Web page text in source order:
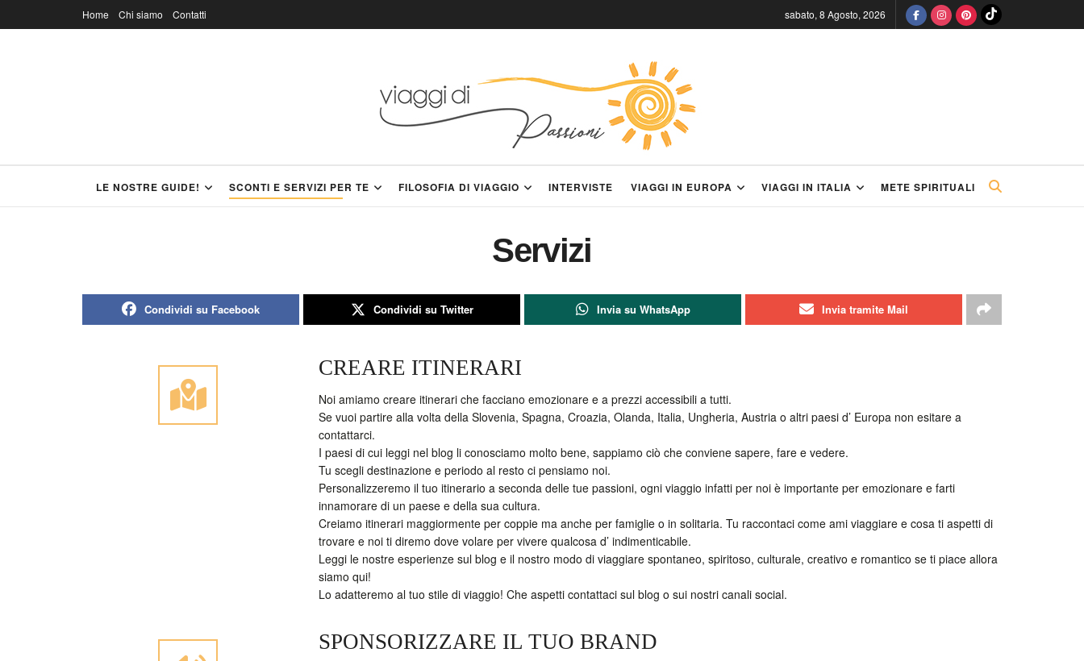
Home Chi siamo Contatti sabato, 8 Agosto, 2026
LE NOSTRE GUIDE! SCONTI E SERVIZI PER TE FILOSOFIA DI VIAGGIO INTERVISTE VIAGGI IN EUROPA VIAGGI IN ITALIA METE SPIRITUALI
Servizi
Condividi su Facebook Condividi su Twitter Invia su WhatsApp Invia tramite Mail
CREARE ITINERARI
Noi amiamo creare itinerari che facciano emozionare e a prezzi accessibili a tutti.
Se vuoi partire alla volta della Slovenia, Spagna, Croazia, Olanda, Italia, Ungheria, Austria o altri paesi d’ Europa non esitare a
contattarci.
I paesi di cui leggi nel blog li conosciamo molto bene, sappiamo ciò che conviene sapere, fare e vedere.
Tu scegli destinazione e periodo al resto ci pensiamo noi.
Personalizzeremo il tuo itinerario a seconda delle tue passioni, ogni viaggio infatti per noi è importante per emozionare e farti
innamorare di un paese e della sua cultura.
Creiamo itinerari maggiormente per coppie ma anche per famiglie o in solitaria. Tu raccontaci come ami viaggiare e cosa ti aspetti di
trovare e noi ti diremo dove volare per vivere qualcosa d’ indimenticabile.
Leggi le nostre esperienze sul blog e il nostro modo di viaggiare spontaneo, spiritoso, culturale, creativo e romantico se ti piace allora
siamo qui!
Lo adatteremo al tuo stile di viaggio! Che aspetti contattaci sul blog o sui nostri canali social.
SPONSORIZZARE IL TUO BRAND